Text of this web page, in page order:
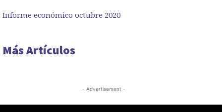
Informe económico octubre 2020
Más Artículos
- Advertisement -